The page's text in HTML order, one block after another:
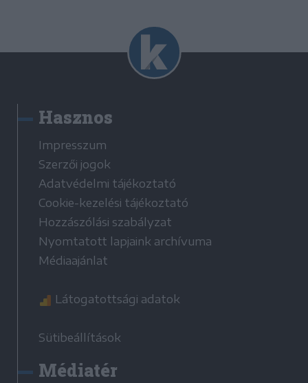
Hasznos
Impresszum
Szerzői jogok
Adatvédelmi tájékoztató
Cookie-kezelési tájékoztató
Hozzászólási szabályzat
Nyomtatott lapjaink archívuma
Médiaajánlat
Látogatottsági adatok
Sütibeállítások
Médiatér